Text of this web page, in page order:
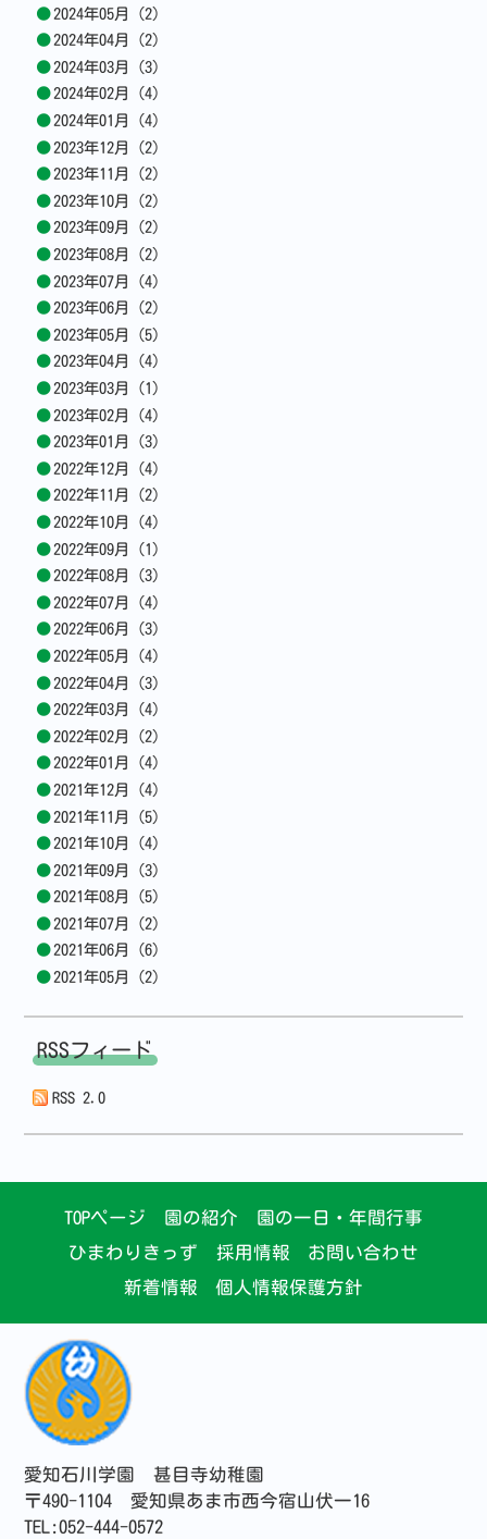
2024年05月 (2)
2024年04月 (2)
2024年03月 (3)
2024年02月 (4)
2024年01月 (4)
2023年12月 (2)
2023年11月 (2)
2023年10月 (2)
2023年09月 (2)
2023年08月 (2)
2023年07月 (4)
2023年06月 (2)
2023年05月 (5)
2023年04月 (4)
2023年03月 (1)
2023年02月 (4)
2023年01月 (3)
2022年12月 (4)
2022年11月 (2)
2022年10月 (4)
2022年09月 (1)
2022年08月 (3)
2022年07月 (4)
2022年06月 (3)
2022年05月 (4)
2022年04月 (3)
2022年03月 (4)
2022年02月 (2)
2022年01月 (4)
2021年12月 (4)
2021年11月 (5)
2021年10月 (4)
2021年09月 (3)
2021年08月 (5)
2021年07月 (2)
2021年06月 (6)
2021年05月 (2)
RSSフィード
RSS 2.0
TOPページ 園の紹介
園の一日・年間行事
ひまわりきっず
採用情報
お問い合わせ
新着情報
個人情報保護方針
愛知石川学園 甚目寺幼稚園
〒490-1104 愛知県あま市西今宿山伏一16
TEL:052-444-0572